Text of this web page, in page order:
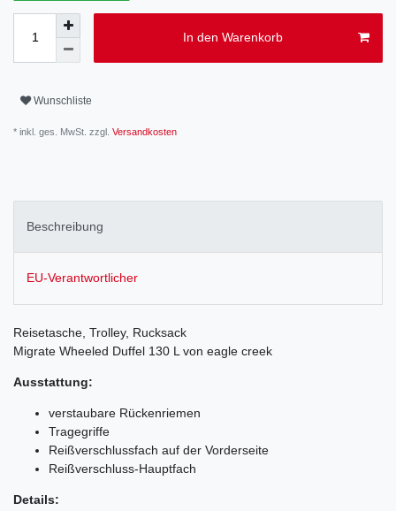
In den Warenkorb
Wunschliste
* inkl. ges. MwSt. zzgl. Versandkosten
Beschreibung
EU-Verantwortlicher
Reisetasche, Trolley, Rucksack
Migrate Wheeled Duffel 130 L von eagle creek
Ausstattung:
verstaubare Rückenriemen
Tragegriffe
Reißverschlussfach auf der Vorderseite
Reißverschluss-Hauptfach
Details: